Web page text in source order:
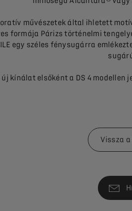
művészetek által ihletett
formája Párizs történelmi
egy széles fénysugárra
új kínálat elsőként a DS 4
Vissza